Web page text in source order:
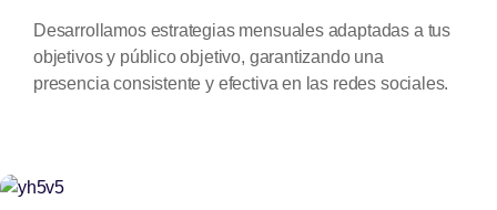
Desarrollamos estrategias mensuales adaptadas a tus
objetivos y público objetivo, garantizando una
presencia consistente y efectiva en las redes sociales.